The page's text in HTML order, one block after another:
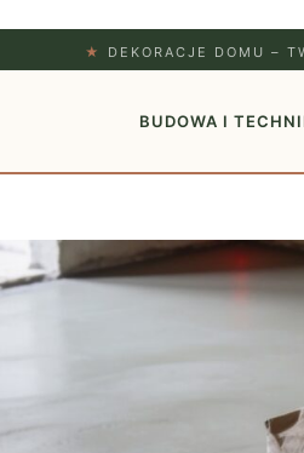
★ DEKORACJE DOMU –
BUDOWA I